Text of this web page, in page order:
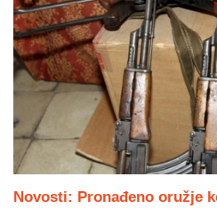
Novosti: Pronađeno oružje